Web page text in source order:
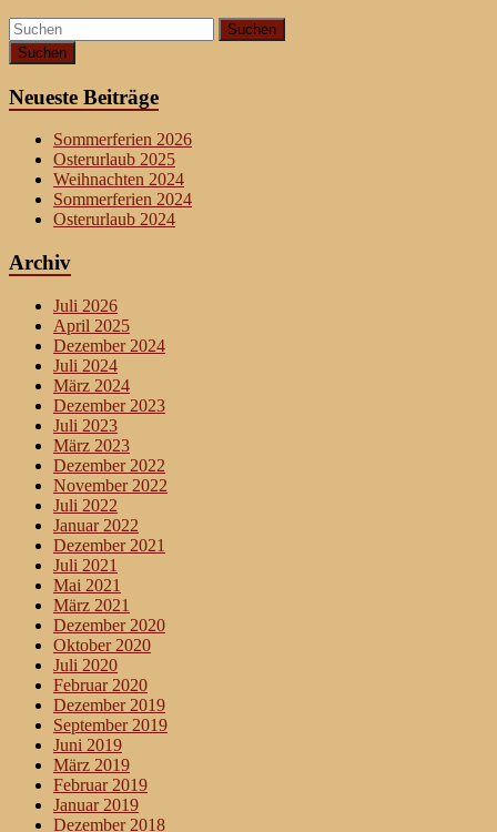
Suchen
Neueste Beiträge
Sommerferien 2026
Osterurlaub 2025
Weihnachten 2024
Sommerferien 2024
Osterurlaub 2024
Archiv
Juli 2026
April 2025
Dezember 2024
Juli 2024
März 2024
Dezember 2023
Juli 2023
März 2023
Dezember 2022
November 2022
Juli 2022
Januar 2022
Dezember 2021
Juli 2021
Mai 2021
März 2021
Dezember 2020
Oktober 2020
Juli 2020
Februar 2020
Dezember 2019
September 2019
Juni 2019
März 2019
Februar 2019
Januar 2019
Dezember 2018